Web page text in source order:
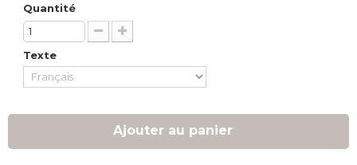
Quantité
Texte
Ajouter au panier